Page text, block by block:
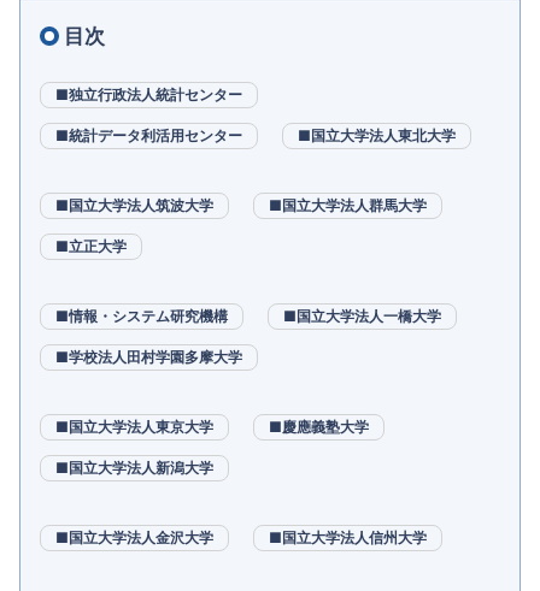
目次
■独立行政法人統計センター
■統計データ利活用センター ■国立大学法人東北大学
■国立大学法人筑波大学 ■国立大学法人群馬大学
■立正大学
■情報・システム研究機構 ■国立大学法人一橋大学
■学校法人田村学園多摩大学
■国立大学法人東京大学 ■慶應義塾大学
■国立大学法人新潟大学
■国立大学法人金沢大学 ■国立大学法人信州大学